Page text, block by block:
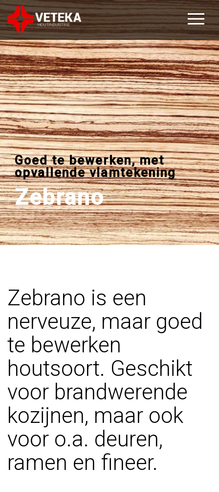
Goed te bewerken, met
opvallende vlamtekening
Zebrano
Zebrano is een
nerveuze, maar goed
te bewerken
houtsoort. Geschikt
voor brandwerende
kozijnen, maar ook
voor o.a. deuren,
ramen en fineer.